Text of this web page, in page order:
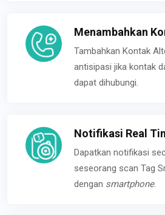
Menambahkan
Tambahkan Kontak
antisipasi jika kontak
dapat dihubungi.
Notifikasi Real
Dapatkan notifikasi
seseorang scan Tag
dengan smartphone.